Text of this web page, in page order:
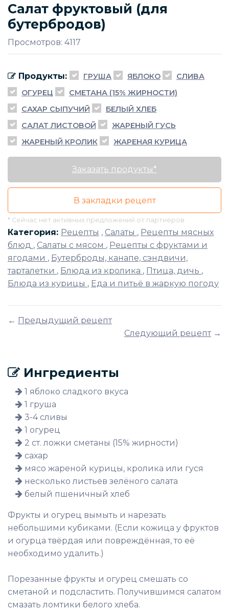
Салат фруктовый (для
бутербродов)
Просмотров: 4117
Продукты: ГРУША ЯБЛОКО
СЛИВА
ОГУРЕЦ
СМЕТАНА (15% ЖИРНОСТИ)
САХАР СЫПУЧИЙ
БЕЛЫЙ ХЛЕБ
САЛАТ ЛИСТОВОЙ
ЖАРЕНЫЙ ГУСЬ
ЖАРЕНЫЙ КРОЛИК
ЖАРЕНАЯ КУРИЦА
Заказать продукты*
В закладки рецепт
* Сейчас нет активных предложений от партнёров
Категория: Рецепты , Салаты , Рецепты мясных
блюд , Салаты с мясом , Рецепты с фруктами и
ягодами , Бутерброды, канапе, сэндвичи,
тарталетки , Блюда из кролика , Птица, дичь ,
Блюда из курицы , Еда и питьё в жаркую погоду
← Предыдущий рецепт
Следующий рецепт→
Ингредиенты
1 яблоко сладкого вкуса
1 груша
3-4 сливы
1 огурец
2 ст. ложки сметаны (15% жирности)
сахар
мясо жареной курицы, кролика или гуся
несколько листьев зелёного салата
белый пшеничный хлеб
Фрукты и огурец вымыть и нарезать
небольшими кубиками. (Если кожица у фруктов
и огурца твёрдая или повреждённая, то её
необходимо удалить.)
Порезанные фрукты и огурец смешать со
сметаной и подсластить. Получившимся салатом
смазать ломтики белого хлеба.